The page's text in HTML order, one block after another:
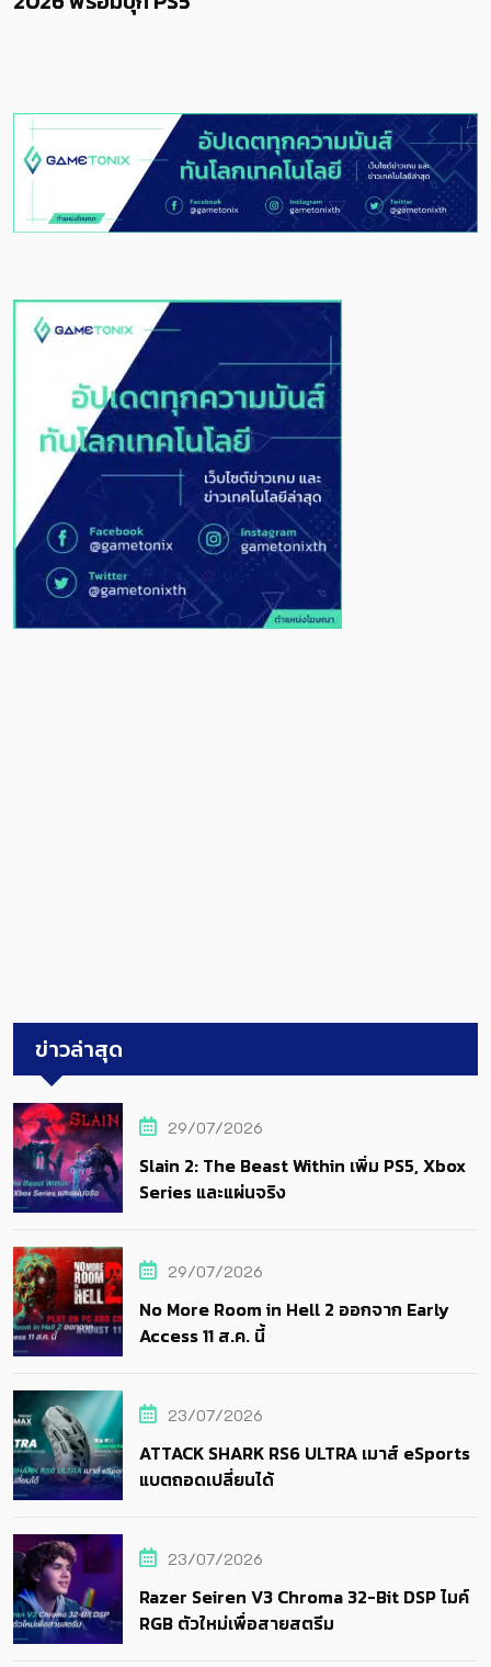
ข่าวล่าสุด
29/07/2026
Slain 2: The Beast Within เพิ่ม PS5, Xbox
Series และแผ่นจริง
29/07/2026
No More Room in Hell 2 ออกจาก Early
Access 11 ส.ค. นี้
23/07/2026
ATTACK SHARK RS6 ULTRA เมาส์ eSports
แบตถอดเปลี่ยนได้
23/07/2026
Razer Seiren V3 Chroma 32-Bit DSP ไมค์
RGB ตัวใหม่เพื่อสายสตรีม